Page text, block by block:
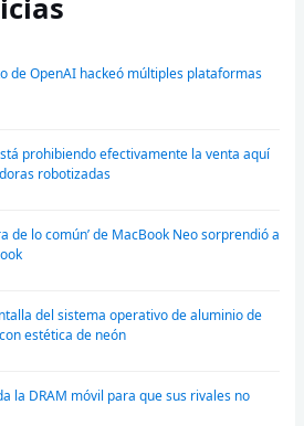
de OpenAI hackeó múltiples plataformas
prohibiendo efectivamente la venta aquí
robotizadas
de lo común’ de MacBook Neo sorprendió a
del sistema operativo de aluminio de
estética de neón
la DRAM móvil para que sus rivales no